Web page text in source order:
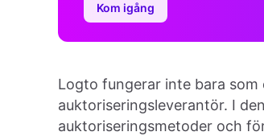
Kom igång
Logto fungerar inte bara
auktoriseringsleverantör. I
auktoriseringsmetoder och